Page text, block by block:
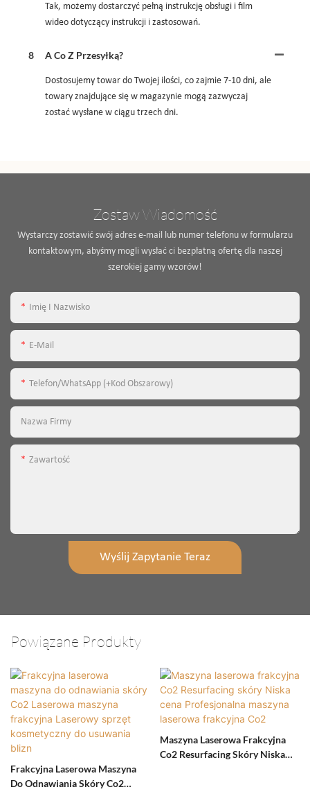
Tak, możemy dostarczyć pełną instrukcję obsługi i film
wideo dotyczący instrukcji i zastosowań.
8 A Co Z Przesyłką?
Dostosujemy towar do Twojej ilości, co zajmie 7-10 dni, ale
towary znajdujące się w magazynie mogą zazwyczaj
zostać wysłane w ciągu trzech dni.
Zostaw Wiadomość
Wystarczy zostawić swój adres e-mail lub numer telefonu w formularzu
kontaktowym, abyśmy mogli wysłać ci bezpłatną ofertę dla naszej
szerokiej gamy wzorów!
Imię I Nazwisko
E-Mail
Telefon/WhatsApp (+kod Obszarowy)
Nazwa Firmy
Zawartość
Wyślij Zapytanie Teraz
Powiązane Produkty
Frakcyjna Laserowa Maszyna
Do Odnawiania Skóry Co2
Maszyna Laserowa Frakcyjna
Co2 Resurfacing Skóry Niska